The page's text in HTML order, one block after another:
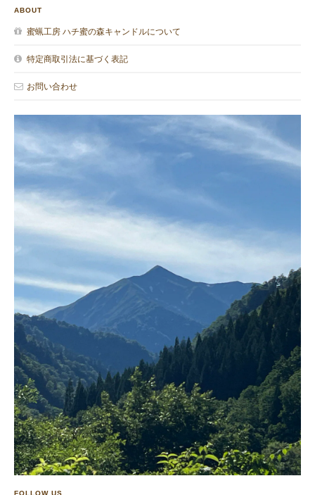
ABOUT
蜜蝋工房 ハチ蜜の森キャンドルについて
特定商取引法に基づく表記
お問い合わせ
FOLLOW US